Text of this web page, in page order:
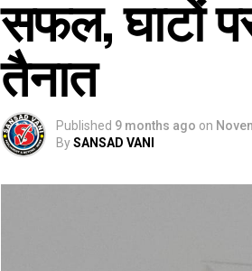
सफल, घाटों
तैनात
Published 9 months ago on
BySANSAD VANI